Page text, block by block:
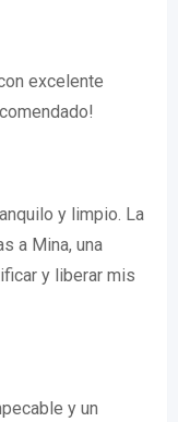
excelente
y limpio. La
a Mina, una
y liberar mis
y un